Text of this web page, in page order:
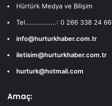
Hürtürk Medya ve Bilişim
Tel................: 0 266 338 24 66
info@hurturkhaber.com.tr
iletisim@hurturkhaber.com.tr
hurturk@hotmail.com
Amaç: